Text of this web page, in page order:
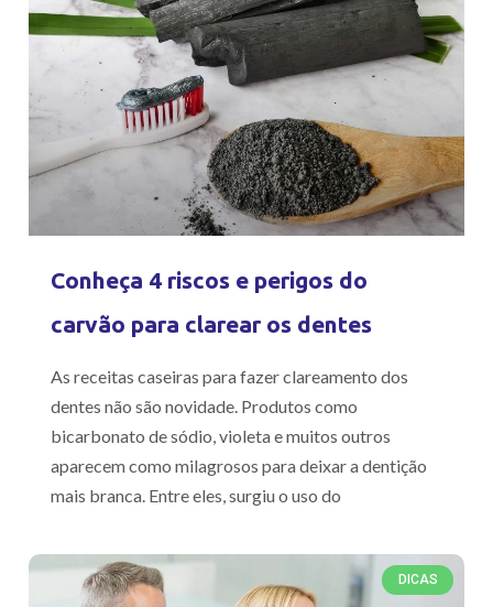
Conheça 4 riscos e perigos do
carvão para clarear os dentes
As receitas caseiras para fazer clareamento dos
dentes não são novidade. Produtos como
bicarbonato de sódio, violeta e muitos outros
aparecem como milagrosos para deixar a dentição
mais branca. Entre eles, surgiu o uso do
DICAS